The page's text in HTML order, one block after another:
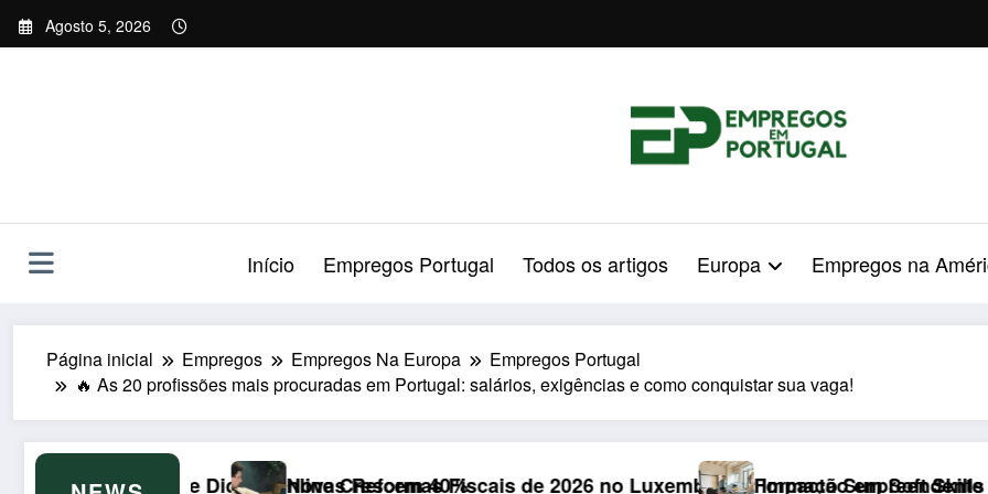
Saltar
para
Agosto 5, 2026
Início Empregos Portugal Todos os artigos Europa Empregos na
Página inicial Empregos Empregos Na Europa
Empregos Portugal
🔥 As 20 profissões mais procuradas em Portugal: salários, exigências e como conquistar sua vaga!
Crescem 40%
Novas Reformas Fiscais de 2026 no Luxemburgo: Impacto Surpreendente nos Portugueses
Formação em Soft Skills em 2026: Armadilha de Por